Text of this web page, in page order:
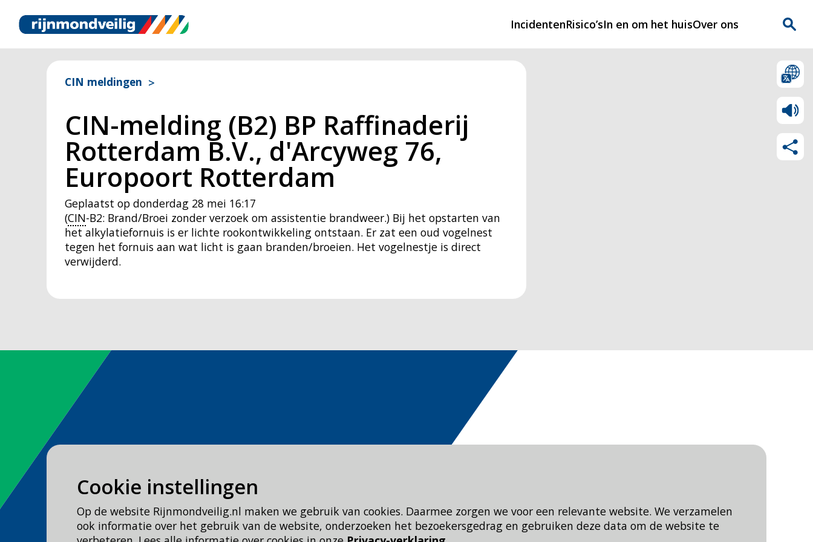
Cookie instellingen
Op de website Rijnmondveilig.nl maken we gebruik van cookies. Daarmee zorgen we voor een relevante website. We verzamelen
ook informatie over het gebruik van de website, onderzoeken het bezoekersgedrag en gebruiken deze data om de website te
Incidenten
Overzicht incidenten
CIN-meldingen
Risico’sIn en om het huisOver ons
CIN meldingen
CIN-melding (B2) BP Raffinaderij
Rotterdam B.V., d'Arcyweg 76,
Europoort Rotterdam
Geplaatst op donderdag 28 mei 16:17
(CIN-B2: Brand/Broei zonder verzoek om assistentie brandweer.) Bij het opstarten van
het alkylatiefornuis is er lichte rookontwikkeling ontstaan. Er zat een oud vogelnest
tegen het fornuis aan wat licht is gaan branden/broeien. Het vogelnestje is direct
verwijderd.
112
Geen spoed, wel brandweer?
0900 0904